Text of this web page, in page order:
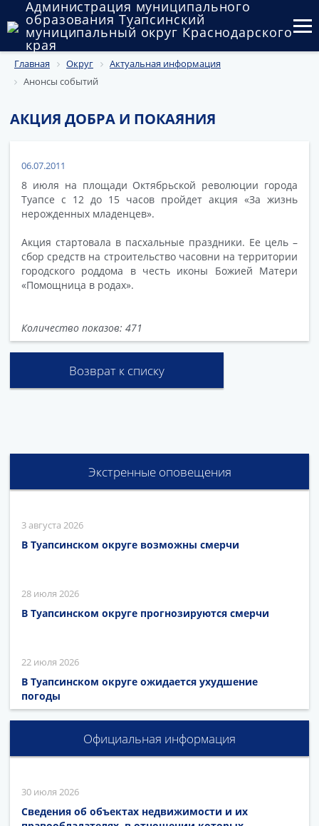
Администрация муниципального
образования Туапсинский
муниципальный округ Краснодарского
края
Округ
Муниципальные закупки
Государственный и муниципальный контроль
Муниципальное имущество
Публичные слушания и общественные обсуждения
Документы
Главная Округ
Актуальная информация
Анонсы событий
АКЦИЯ ДОБРА И ПОКАЯНИЯ
06.07.2011
8 июля на площади Октябрьской революции города
Туапсе с 12 до 15 часов пройдет акция «За жизнь
нерожденных младенцев».
Акция стартовала в пасхальные праздники. Ее цель –
сбор средств на строительство часовни на территории
городского роддома в честь иконы Божией Матери
«Помощница в родах».
Количество показов: 471
Возврат к списку
Экстренные оповещения
3 августа 2026
В Туапсинском округе возможны смерчи
28 июля 2026
В Туапсинском округе прогнозируются смерчи
22 июля 2026
В Туапсинском округе ожидается ухудшение
погоды
Официальная информация
30 июля 2026
Сведения об объектах недвижимости и их